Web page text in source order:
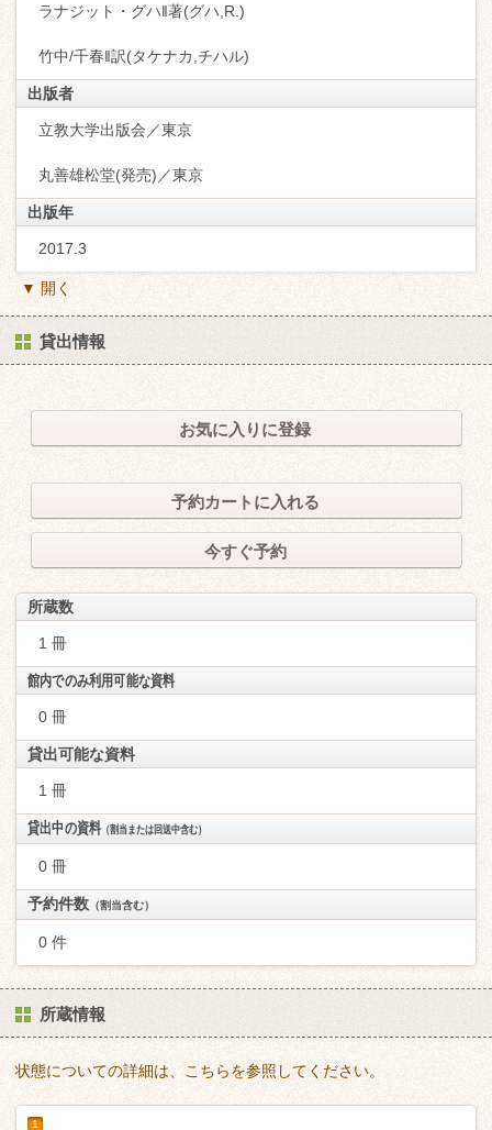
ラナジット・グハ‖著(グハ,R.)
竹中/千春‖訳(タケナカ,チハル)
出版者
立教大学出版会／東京
丸善雄松堂(発売)／東京
出版年
2017.3
▼ 開く
貸出情報
お気に入りに登録
予約カートに入れる
今すぐ予約
所蔵数
1 冊
館内でのみ利用可能な資料
0 冊
貸出可能な資料
1 冊
貸出中の資料（割当または回送中含む）
0 冊
予約件数 （割当含む）
0 件
所蔵情報
状態についての詳細は、こちらを参照してください。
1